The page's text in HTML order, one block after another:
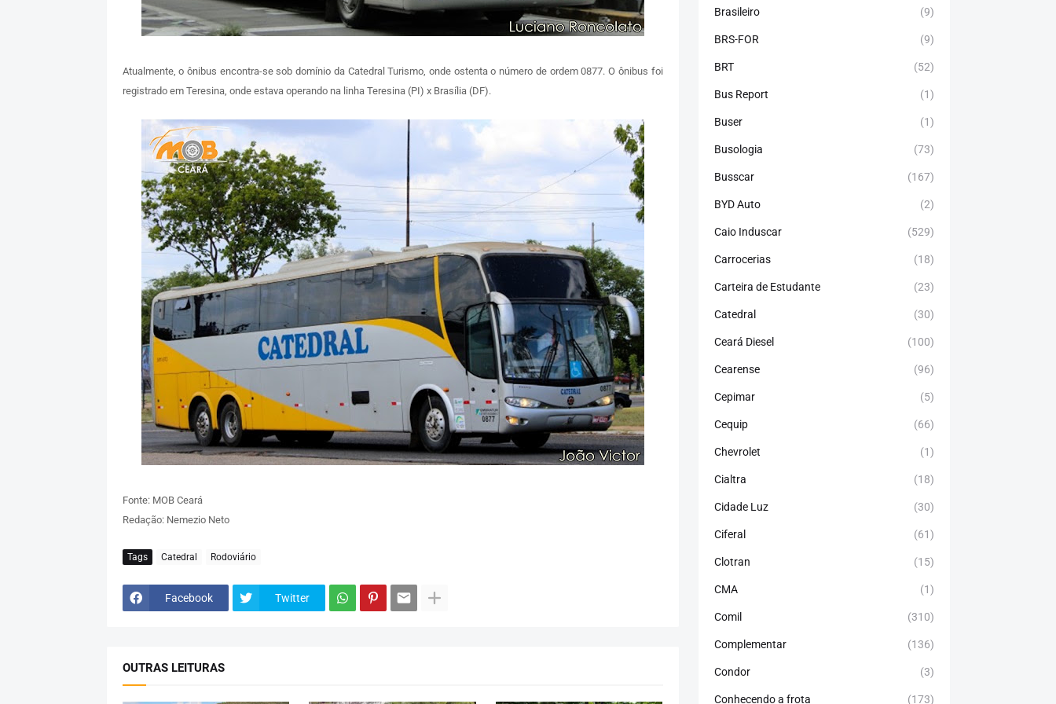
Atualmente, o ônibus encontra-se sob domínio da Catedral Turismo, onde ostenta o número de ordem 0877. O ônibus foi
registrado em Teresina, onde estava operando na linha Teresina (PI) x Brasília (DF).
Fonte: MOB Ceará
Redação: Nemezio Neto
Tags Catedral Rodoviário
Facebook Twitter
OUTRAS LEITURAS
Brasileiro (9)
BRS-FOR (9)
BRT (52)
Bus Report (1)
Buser (1)
Busologia (73)
Busscar (167)
BYD Auto (2)
Caio Induscar (529)
Carrocerias (18)
Carteira de Estudante (23)
Catedral (30)
Ceará Diesel (100)
Cearense (96)
Cepimar (5)
Cequip (66)
Chevrolet (1)
Cialtra (18)
Cidade Luz (30)
Ciferal (61)
Clotran (15)
CMA (1)
Comil (310)
Complementar (136)
Condor (3)
Conhecendo a frota (173)